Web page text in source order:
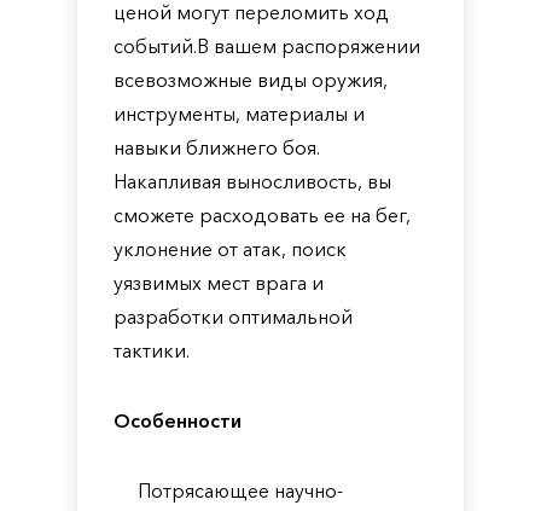
ценой могут переломить ход
событий.В вашем распоряжении
всевозможные виды оружия,
инструменты, материалы и
навыки ближнего боя.
Накапливая выносливость, вы
сможете расходовать ее на бег,
уклонение от атак, поиск
уязвимых мест врага и
разработки оптимальной
тактики.
Особенности
Потрясающее научно-